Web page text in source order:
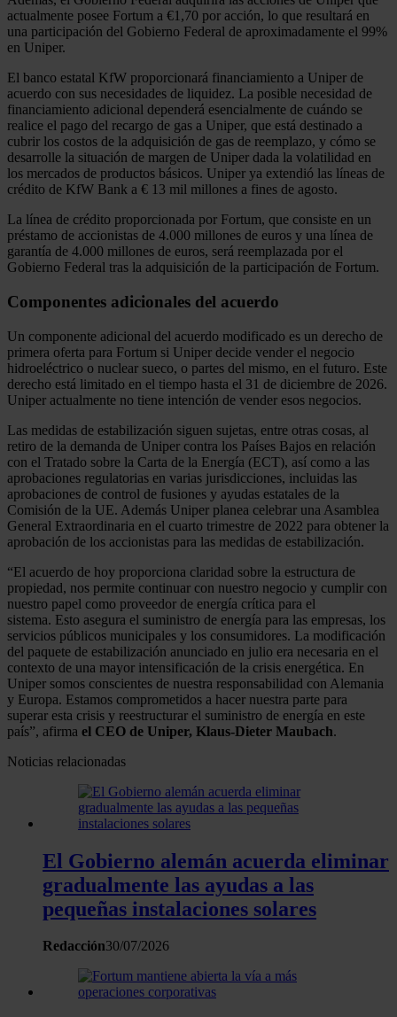
actualmente posee Fortum a €1,70 por acción, lo que resultará en
una participación del Gobierno Federal de aproximadamente el 99%
en Uniper.
El banco estatal KfW proporcionará financiamiento a Uniper de
acuerdo con sus necesidades de liquidez. La posible necesidad de
financiamiento adicional dependerá esencialmente de cuándo se
realice el pago del recargo de gas a Uniper, que está destinado a
cubrir los costos de la adquisición de gas de reemplazo, y cómo se
desarrolle la situación de margen de Uniper dada la volatilidad en
los mercados de productos básicos. Uniper ya extendió las líneas de
crédito de KfW Bank a € 13 mil millones a fines de agosto.
La línea de crédito proporcionada por Fortum, que consiste en un
préstamo de accionistas de 4.000 millones de euros y una línea de
garantía de 4.000 millones de euros, será reemplazada por el
Gobierno Federal tras la adquisición de la participación de Fortum.
Componentes adicionales del acuerdo
Un componente adicional del acuerdo modificado es un derecho de
primera oferta para Fortum si Uniper decide vender el negocio
hidroeléctrico o nuclear sueco, o partes del mismo, en el futuro. Este
derecho está limitado en el tiempo hasta el 31 de diciembre de 2026.
Uniper actualmente no tiene intención de vender esos negocios.
Las medidas de estabilización siguen sujetas, entre otras cosas, al
retiro de la demanda de Uniper contra los Países Bajos en relación
con el Tratado sobre la Carta de la Energía (ECT), así como a las
aprobaciones regulatorias en varias jurisdicciones, incluidas las
aprobaciones de control de fusiones y ayudas estatales de la
Comisión de la UE. Además Uniper planea celebrar una Asamblea
General Extraordinaria en el cuarto trimestre de 2022 para obtener la
aprobación de los accionistas para las medidas de estabilización.
“El acuerdo de hoy proporciona claridad sobre la estructura de
propiedad, nos permite continuar con nuestro negocio y cumplir con
nuestro papel como proveedor de energía crítica para el
sistema. Esto asegura el suministro de energía para las empresas, los
servicios públicos municipales y los consumidores. La modificación
del paquete de estabilización anunciado en julio era necesaria en el
contexto de una mayor intensificación de la crisis energética. En
Uniper somos conscientes de nuestra responsabilidad con Alemania
y Europa. Estamos comprometidos a hacer nuestra parte para
superar esta crisis y reestructurar el suministro de energía en este
país”, afirma el CEO de Uniper, Klaus-Dieter Maubach.
Noticias relacionadas
El Gobierno alemán acuerda eliminar
gradualmente las ayudas a las
pequeñas instalaciones solares
Redacción30/07/2026